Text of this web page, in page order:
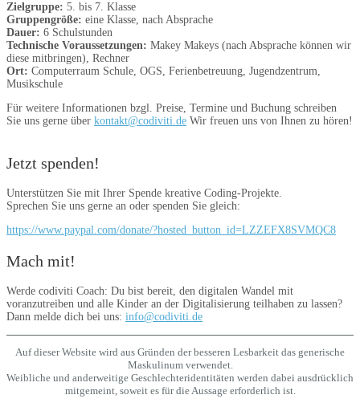
Zielgruppe: 5. bis 7. Klasse
Gruppengröße: eine Klasse, nach Absprache
Dauer: 6 Schulstunden
Technische Voraussetzungen: Makey Makeys (nach Absprache können wir
diese mitbringen), Rechner
Ort: Computerraum Schule, OGS, Ferienbetreuung, Jugendzentrum,
Musikschule
Für weitere Informationen bzgl. Preise, Termine und Buchung schreiben
Sie uns gerne über kontakt@codiviti.de Wir freuen uns von Ihnen zu hören!
Jetzt spenden!
Unterstützen Sie mit Ihrer Spende kreative Coding-Projekte.
Sprechen Sie uns gerne an oder spenden Sie gleich:
https://www.paypal.com/donate/?hosted_button_id=LZZEFX8SVMQC8
Mach mit!
Werde codiviti Coach: Du bist bereit, den digitalen Wandel mit
voranzutreiben und alle Kinder an der Digitalisierung teilhaben zu lassen?
Dann melde dich bei uns: info@codiviti.de
Auf dieser Website wird aus Gründen der besseren Lesbarkeit das generische
Maskulinum verwendet.
Weibliche und anderweitige Geschlechteridentitäten werden dabei ausdrücklich
mitgemeint, soweit es für die Aussage erforderlich ist.